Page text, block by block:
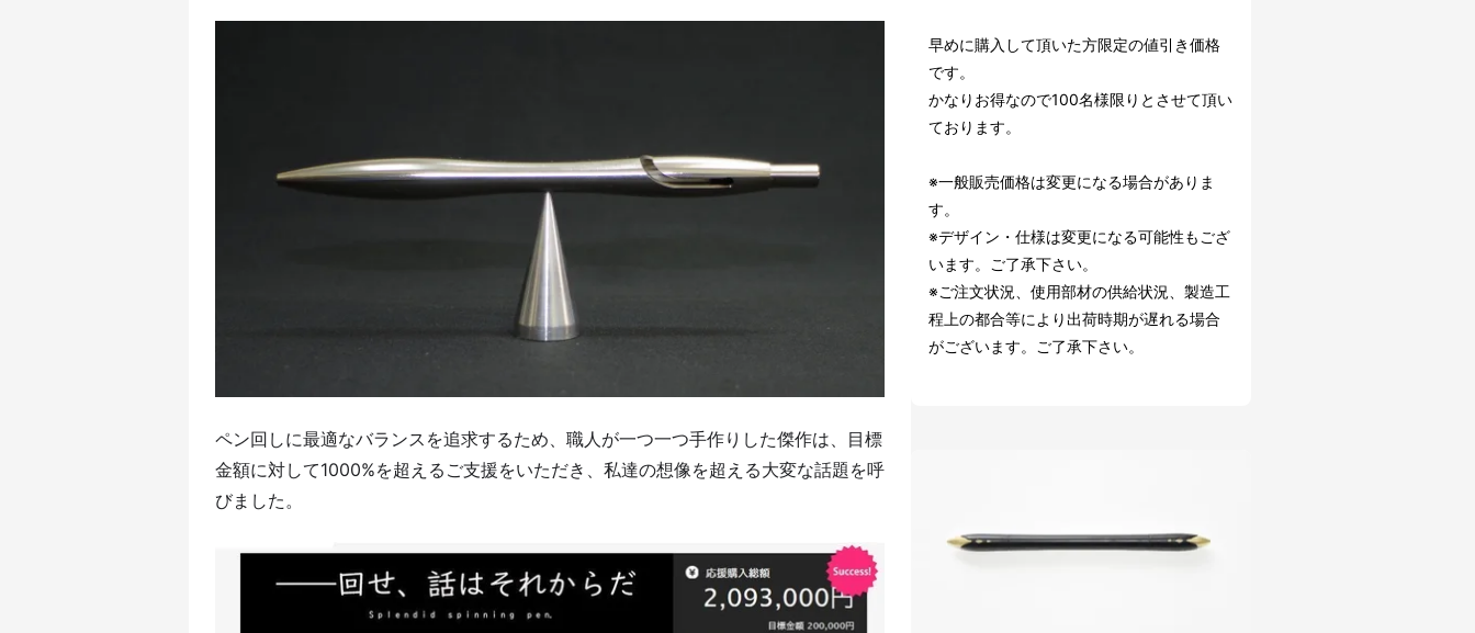
ペン回しに最適なバランスを追求するため、職人が一つ一つ手作りした傑作は、目標
金額に対して1000%を超えるご支援をいただき、私達の想像を超える大変な話題を呼
びました。
早めに購入して頂いた方限定の値引き価格
です。
かなりお得なので100名様限りとさせて頂い
ております。
※一般販売価格は変更になる場合がありま
す。
※デザイン・仕様は変更になる可能性もござ
います。ご了承下さい。
※ご注文状況、使用部材の供給状況、製造工
程上の都合等により出荷時期が遅れる場合
がございます。ご了承下さい。